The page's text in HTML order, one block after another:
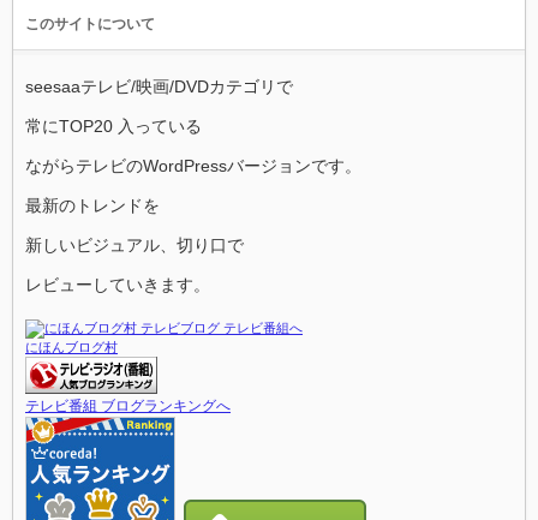
このサイトについて
seesaaテレビ/映画/DVDカテゴリで
常にTOP20 入っている
ながらテレビのWordPressバージョンです。
最新のトレンドを
新しいビジュアル、切り口で
レビューしていきます。
にほんブログ村
テレビ番組 ブログランキングへ